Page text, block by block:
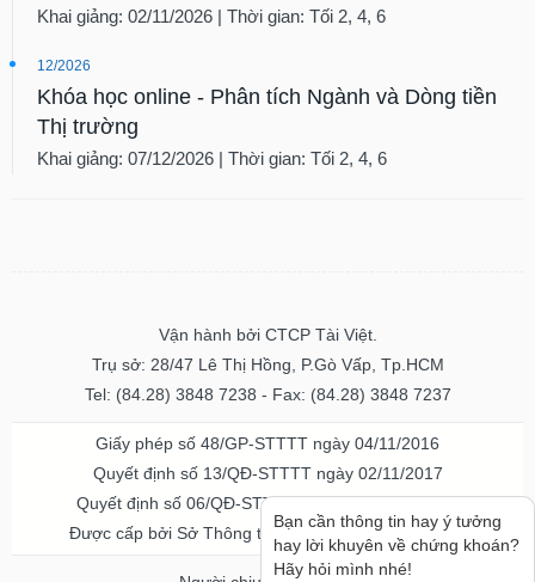
Khai giảng: 02/11/2026 | Thời gian: Tối 2, 4, 6
12/2026
Khóa học online - Phân tích Ngành và Dòng tiền
Thị trường
Khai giảng: 07/12/2026 | Thời gian: Tối 2, 4, 6
Vận hành bởi CTCP Tài Việt.
Trụ sở: 28/47 Lê Thị Hồng, P.Gò Vấp, Tp.HCM
Tel: (84.28) 3848 7238 - Fax: (84.28) 3848 7237
Giấy phép số 48/GP-STTTT ngày 04/11/2016
Quyết định số 13/QĐ-STTTT ngày 02/11/2017
Quyết định số 06/QĐ-STTTT-ICP ngày 20/07/2023
Được cấp bởi Sở Thông tin và Truyền thông TPHCM
Bạn cần thông tin hay ý tưởng
hay lời khuyên về chứng khoán?
Hãy hỏi mình nhé!